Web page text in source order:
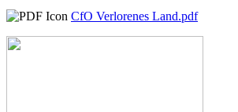
CfO Verlorenes Land.pdf